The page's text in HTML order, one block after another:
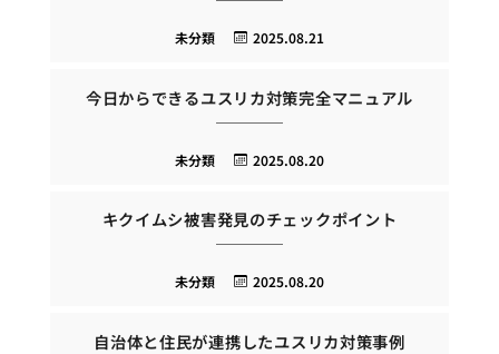
2025.08.21
未分類
今日からできるユスリカ対策完全マニュアル
2025.08.20
未分類
キクイムシ被害発見のチェックポイント
2025.08.20
未分類
自治体と住民が連携したユスリカ対策事例